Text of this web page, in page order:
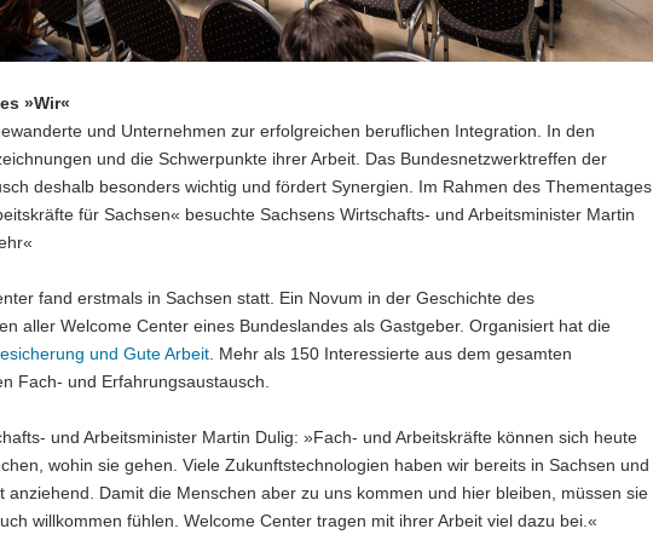
»Wir«
und Unternehmen zur erfolgreichen beruflichen Integration. In den
und die Schwerpunkte ihrer Arbeit. Das Bundesnetzwerktreffen der
deshalb besonders wichtig und fördert Synergien. Im Rahmen des Thementages
für Sachsen« besuchte Sachsens Wirtschafts- und Arbeitsminister Martin
fand erstmals in Sachsen statt. Ein Novum in der Geschichte des
aller Welcome Center eines Bundeslandes als Gastgeber. Organisiert hat die
und Gute Arbeit . Mehr als 150 Interessierte aus dem gesamten
Fach- und Erfahrungsaustausch.
und Arbeitsminister Martin Dulig: »Fach- und Arbeitskräfte können sich heute
wohin sie gehen. Viele Zukunftstechnologien haben wir bereits in Sachsen und
anziehend. Damit die Menschen aber zu uns kommen und hier bleiben, müssen sie
willkommen fühlen. Welcome Center tragen mit ihrer Arbeit viel dazu bei.«